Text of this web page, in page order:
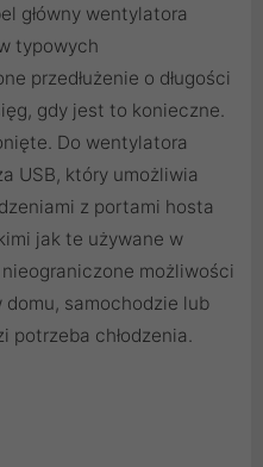
główny wentylatora
typowych
przedłużenie o długości
gdy jest to konieczne.
Do wentylatora
USB, który umożliwia
z portami hosta
jak te używane w
możliwości
samochodzie lub
potrzeba chłodzenia.